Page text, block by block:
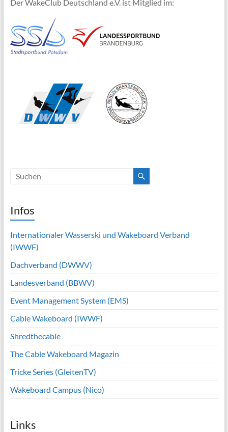
Der WakeClub Deutschland e.V. ist Mitglied im:
Infos
Internationaler Wasserski und Wakeboard Verband
(IWWF)
Dachverband (DWWV)
Landesverband (BBWV)
Event Management System (EMS)
Cable Wakeboard (IWWF)
Shredthecable
The Cable Wakeboard Magazin
Tricke Series (GleitenTV)
Wakeboard Campus (Nico)
Links